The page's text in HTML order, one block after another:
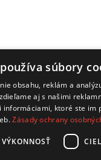
súbory
obsahu, reklám a
aj s našimi
ktoré ste im
Zásady ochrany
VÝKONNOSŤ